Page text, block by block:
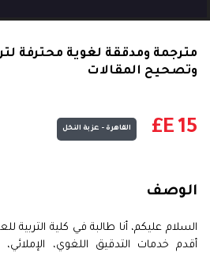
مترجمة ومدققة لغوية محترفة
وتصحيح المقالات
E£ 15 القاهرة - عزبة النخل
الوصف
السلام عليكم، أنا طالبة في كلية التربية
أقدم خدمات التدقيق اللغوي، الإملائي،